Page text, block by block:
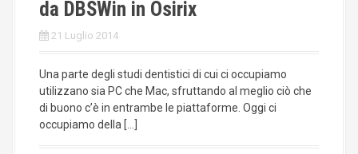
da DBSWin in Osirix
21 Luglio 2014
Una parte degli studi dentistici di cui ci occupiamo
utilizzano sia PC che Mac, sfruttando al meglio ciò che
di buono c’è in entrambe le piattaforme. Oggi ci
occupiamo della […]